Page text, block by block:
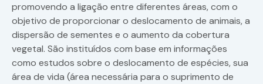
promovendo a ligação entre diferentes áreas, com o
objetivo de proporcionar o deslocamento de animais, a
dispersão de sementes e o aumento da cobertura
vegetal. São instituídos com base em informações
como estudos sobre o deslocamento de espécies, sua
área de vida (área necessária para o suprimento de